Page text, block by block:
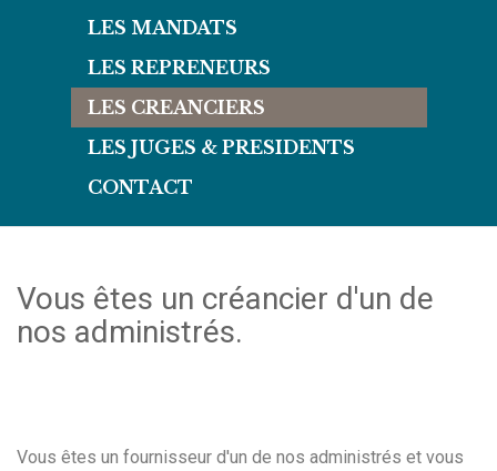
LES MANDATS
LES REPRENEURS
LES CREANCIERS
LES JUGES & PRESIDENTS
CONTACT
Vous êtes un créancier d'un de
nos administrés.
Vous êtes un fournisseur d'un de nos administrés et vous